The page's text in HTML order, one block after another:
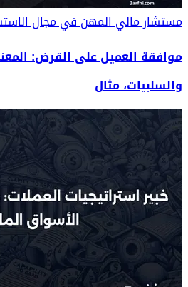
مستشار ماليالمهن في مجال
موافقة العميل على القرض:
والسلبيات، مثال